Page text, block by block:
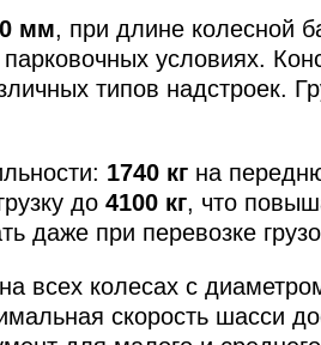
мм, при длине колесной
условиях.
типов надстроек.
1740 кг на
до 4100 кг, что
даже при перевозке
всех колесах с
скорость шасси